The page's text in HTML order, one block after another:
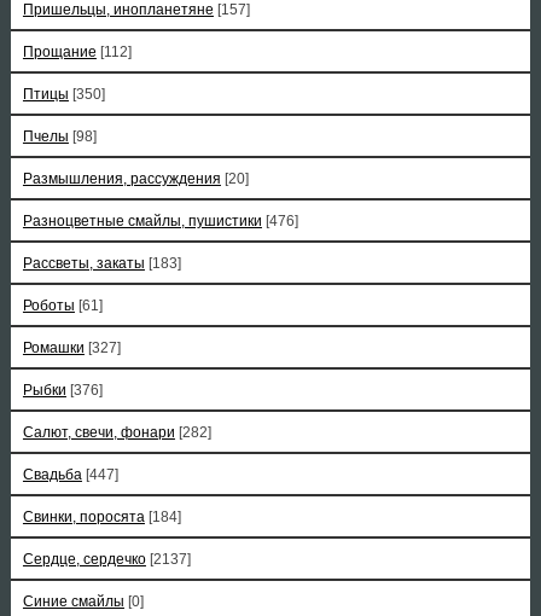
Пришельцы, инопланетяне [157]
Прощание [112]
Птицы [350]
Пчелы [98]
Размышления, рассуждения [20]
Разноцветные смайлы, пушистики [476]
Рассветы, закаты [183]
Роботы [61]
Ромашки [327]
Рыбки [376]
Салют, свечи, фонари [282]
Свадьба [447]
Свинки, поросята [184]
Сердце, сердечко [2137]
Синие смайлы [0]